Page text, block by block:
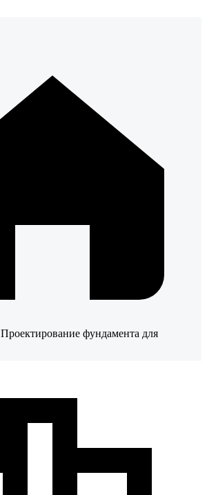
Проектирование фундамента для